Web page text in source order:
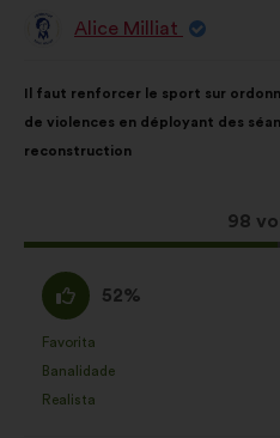
PropostaAlice Milliat
da
proposta:
Il faut renforcer le sport sur
de violences en déployant des
reconstruction
Esta
98
repartição
é
a
Concordo
:
52%
Favorita
:vezes
Banalidade
:vezes
Realista
:vezes